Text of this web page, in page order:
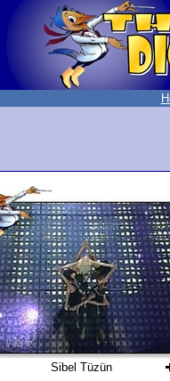
Sibel Tüzün